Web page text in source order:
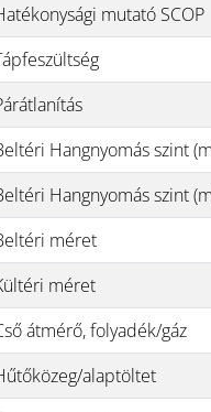
mutató SCOP
Hangnyomás szint
Hangnyomás szint
méret
méret
átmérő, folyadék/gáz
alaptöltet